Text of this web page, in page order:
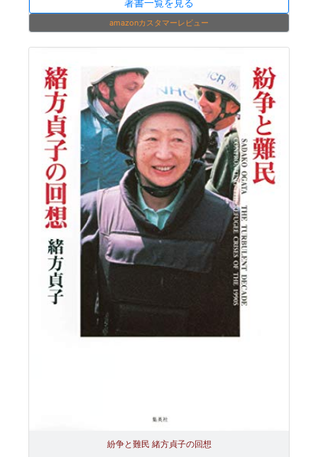
著書一覧を見る
amazonカスタマーレビュー
紛争と難民 緒方貞子の回想